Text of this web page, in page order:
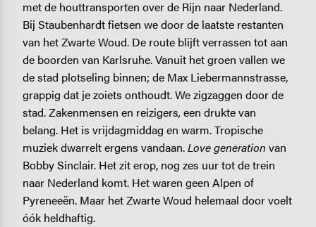
met de houttransporten over de Rijn naar Nederland.
Bij Staubenhardt fietsen we door de laatste restanten
van het Zwarte Woud. De route blijft verrassen tot aan
de boorden van Karlsruhe. Vanuit het groen vallen we
de stad plotseling binnen; de Max Liebermannstrasse,
grappig dat je zoiets onthoudt. We zigzaggen door de
stad. Zakenmensen en reizigers, een drukte van
belang. Het is vrijdagmiddag en warm. Tropische
muziek dwarrelt ergens vandaan.Love generation van
Bobby Sinclair. Het zit erop, nog zes uur tot de trein
naar Nederland komt. Het waren geen Alpen of
Pyreneeën. Maar het Zwarte Woud helemaal door voelt
óók heldhaftig.